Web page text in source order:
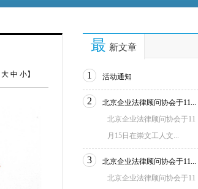
大 中 小】
最 新文章
1 活动通知
2
北京企业法律顾问协会于11...
北京企业法律顾问协会于11
月15日在崇文工人文...
3
北京企业法律顾问协会于11...
北京企业法律顾问协会于11